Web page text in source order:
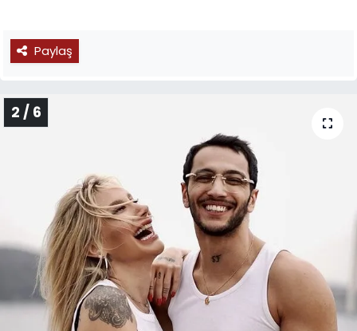
Paylaş
2 / 6